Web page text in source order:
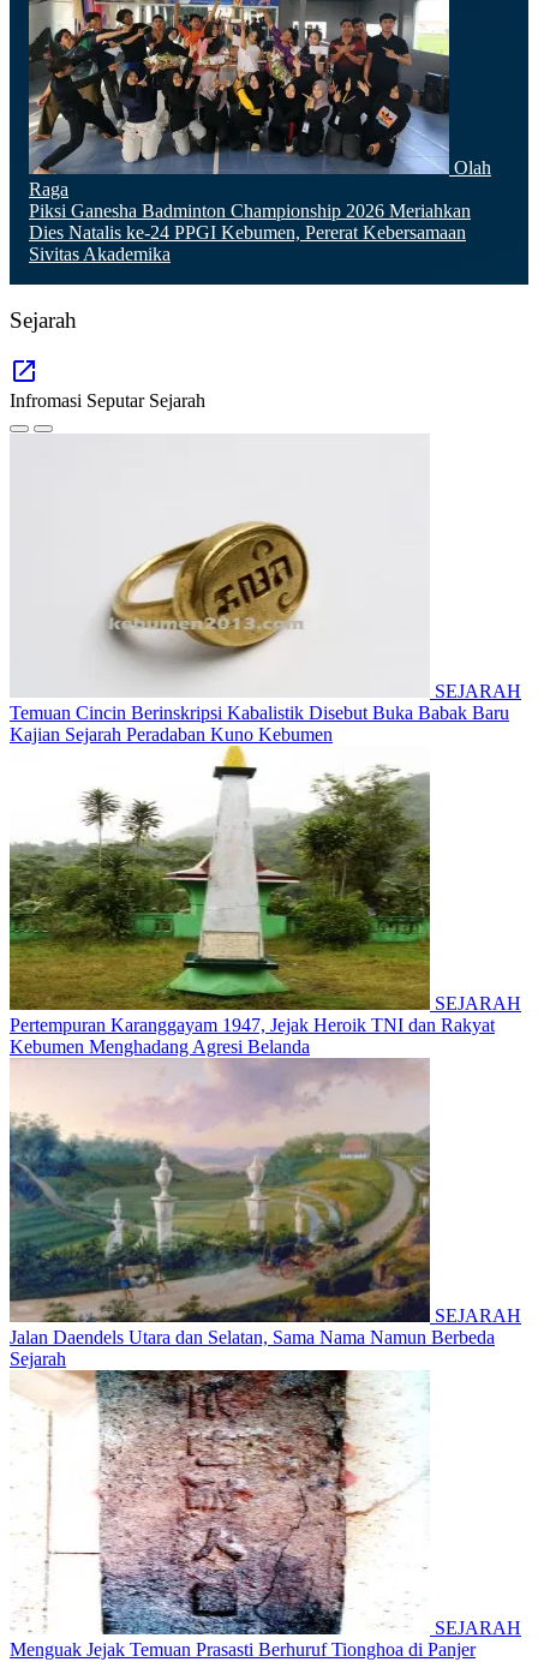
Olah
Raga
Piksi Ganesha Badminton Championship 2026 Meriahkan
Dies Natalis ke-24 PPGI Kebumen, Pererat Kebersamaan
Sivitas Akademika
Sejarah
Infromasi Seputar Sejarah
SEJARAH
Temuan Cincin Berinskripsi Kabalistik Disebut Buka Babak Baru
Kajian Sejarah Peradaban Kuno Kebumen
SEJARAH
Pertempuran Karanggayam 1947, Jejak Heroik TNI dan Rakyat
Kebumen Menghadang Agresi Belanda
SEJARAH
Jalan Daendels Utara dan Selatan, Sama Nama Namun Berbeda
Sejarah
SEJARAH
Menguak Jejak Temuan Prasasti Berhuruf Tionghoa di Panjer